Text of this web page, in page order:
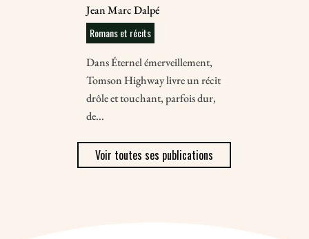
Jean Marc Dalpé
Romans et récits
Dans Éternel émerveillement,
Tomson Highway livre un récit
drôle et touchant, parfois dur,
de...
Voir toutes ses publications